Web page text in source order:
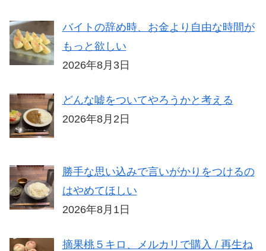
バイトの辞め時、お金より自由な時間が
もっと欲しい
2026年8月3日
どんな嘘をついてやろうかと考える
2026年8月2日
勝手な思い込みで言いがかりをつけるの
はやめてほしい
2026年8月1日
摘果桃５キロ、メルカリで購入 / 再生ね